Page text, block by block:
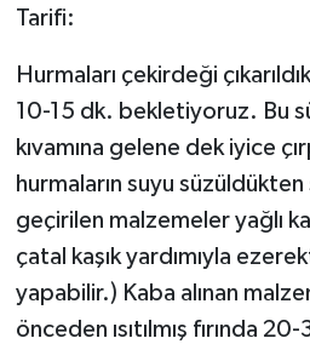
Tarifi:
Hurmaları çekirdeği
10-15 dk. bekletiyoruz. Bu
kıvamına gelene dek iyice
hurmaların suyu
geçirilen malzemeler yağlı
çatal kaşık yardımıyla
yapabilir.) Kaba alınan
önceden ısıtılmış fırında